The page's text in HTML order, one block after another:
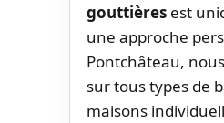
gouttières est
une approche
Pontchâteau,
sur tous types de
maisons